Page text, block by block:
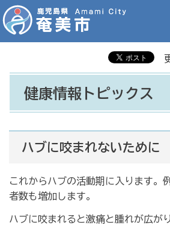
健康情報トピックス
ハブに咬まれないために
これからハブの活動期に入ります。
者数も増加します。
ハブに咬まれると激痛と腫れが広が